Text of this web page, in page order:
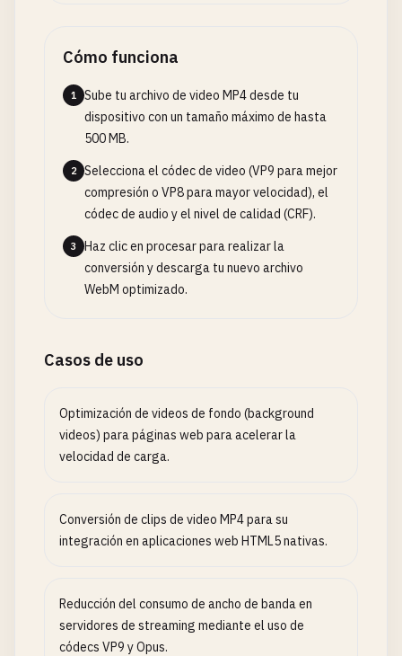
Cómo funciona
1
Sube tu archivo de video MP4 desde tu
dispositivo con un tamaño máximo de hasta
500 MB.
2
Selecciona el códec de video (VP9 para mejor
compresión o VP8 para mayor velocidad), el
códec de audio y el nivel de calidad (CRF).
3
Haz clic en procesar para realizar la
conversión y descarga tu nuevo archivo
WebM optimizado.
Casos de uso
Optimización de videos de fondo (background
videos) para páginas web para acelerar la
velocidad de carga.
Conversión de clips de video MP4 para su
integración en aplicaciones web HTML5 nativas.
Reducción del consumo de ancho de banda en
servidores de streaming mediante el uso de
códecs VP9 y Opus.